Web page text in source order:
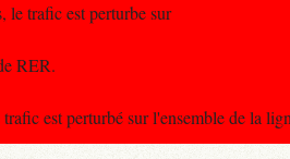
le trafic est perturbe sur
RER.
est perturbé sur l'ensemble de la